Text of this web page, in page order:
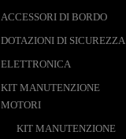
ACCESSORI DI BORDO
DOTAZIONI DI SICUREZZA
ELETTRONICA
KIT MANUTENZIONE
MOTORI
KIT MANUTENZIONE